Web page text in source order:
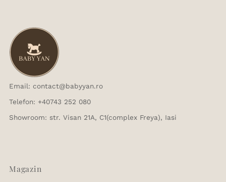
Email: contact@babyyan.ro
Telefon: +40743 252 080
Showroom: str. Visan 21A, C1(complex Freya), Iasi
Magazin